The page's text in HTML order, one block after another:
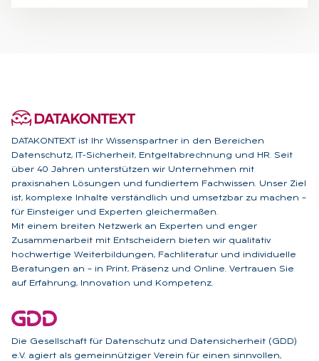
DATAKONTEXT ist Ihr Wissenspartner in den Bereichen
Datenschutz, IT-Sicherheit, Entgeltabrechnung und HR. Seit
über 40 Jahren unterstützen wir Unternehmen mit
praxisnahen Lösungen und fundiertem Fachwissen. Unser Ziel
ist, komplexe Inhalte verständlich und umsetzbar zu machen –
für Einsteiger und Experten gleichermaßen.
Mit einem breiten Netzwerk an Experten und enger
Zusammenarbeit mit Entscheidern bieten wir qualitativ
hochwertige Weiterbildungen, Fachliteratur und individuelle
Beratungen an – in Print, Präsenz und Online. Vertrauen Sie
auf Erfahrung, Innovation und Kompetenz.
Die Gesellschaft für Datenschutz und Datensicherheit (GDD)
e.V. agiert als gemeinnütziger Verein für einen sinnvollen,